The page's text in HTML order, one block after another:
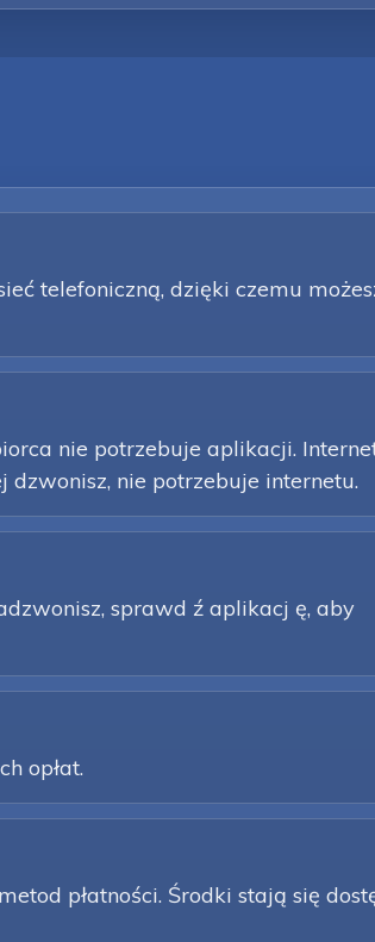
telefoniczną, dzięki czemu
nie potrzebuje aplikacji.
nie potrzebuje internetu.
sprawd ź aplikacj ę, aby
opłat.
płatności. Środki stają się